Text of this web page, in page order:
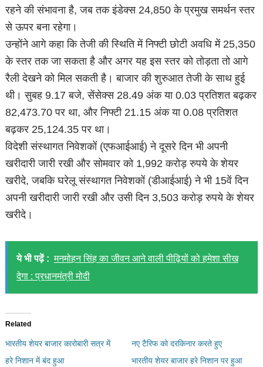
रहने की संभावना है, जब तक इंडेक्स 24,850 के प्रमुख समर्थन स्तर
से ऊपर बना रहेगा।
उन्होंने आगे कहा कि तेजी की स्थिति में निफ्टी छोटी अवधि में 25,350
के स्तर तक जा सकता है और अगर यह इस स्तर को तोड़ता तो आगे
रैली देखने को मिल सकती है। बाजार की शुरुआत तेजी के साथ हुई
थी। सुबह 9.17 बजे, सेंसेक्स 28.49 अंक या 0.03 प्रतिशत बढ़कर
82,473.70 पर था, और निफ्टी 21.15 अंक या 0.08 प्रतिशत
बढ़कर 25,124.35 पर था।
विदेशी संस्थागत निवेशकों (एफआईआई) ने दूसरे दिन भी अपनी
खरीदारी जारी रखी और सोमवार को 1,992 करोड़ रुपये के शेयर
खरीदे, जबकि घरेलू संस्थागत निवेशकों (डीआईआई) ने भी 15वें दिन
अपनी खरीदारी जारी रखी और उसी दिन 3,503 करोड़ रुपये के शेयर
खरीदे।
ये भी पढ़ें : मनमोहन सिंह का जीवन आने वाली पीढ़ियों को हमेशा सीख
देगा : प्रधानमंत्री मोदी
Related
भारतीय शेयर बाजार कारोबारी सत्र में
हरे निशान में बंद हुआ
नए टैरिफ को दरकिनार करते हुए
भारतीय शेयर बाजार हरे निशान पर हुआ